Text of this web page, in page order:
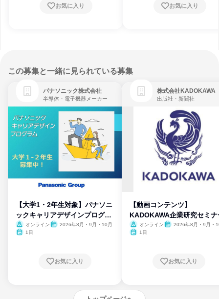
お気に入り お気に入り
この募集と一緒に見られている募集
パナソニック株式会社
半導体・電子機器メーカー
【大学1・2年生対象】パナソニ
ックキャリアデザインプログラ
ム
オンライン
2026年8月・9月・10月
1日
お気に入り
株式会社KADOKAWA
出版社・新聞社
【動画コンテンツ】
KADOKAWA企業研究セミナ
オンライン
2026年8月・9月・
1日
お気に入り